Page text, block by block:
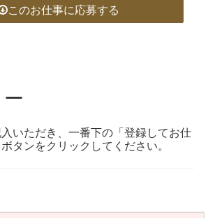
このお仕事に応募する
いただき、一番下の「登録してお仕
タンをクリックしてください。